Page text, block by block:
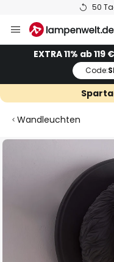
50
Inhalt
springenEXTRA 11% ab
Code:
Wandleuchten
Zum